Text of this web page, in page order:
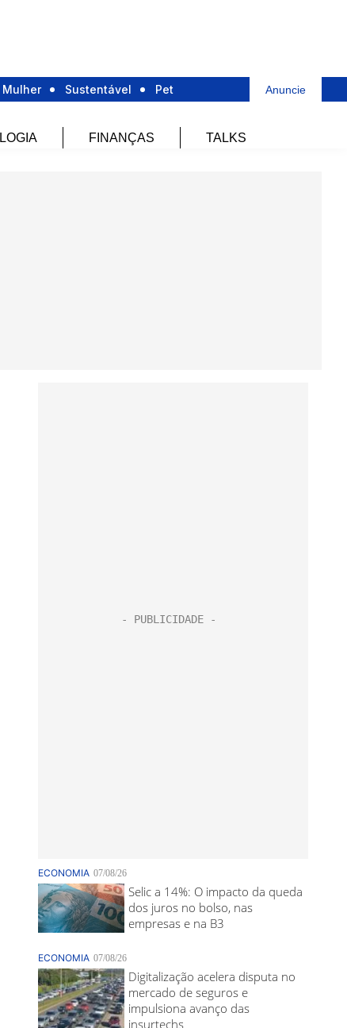
Mulher Sustentável Pet Anuncie
FINANÇAS TALKS